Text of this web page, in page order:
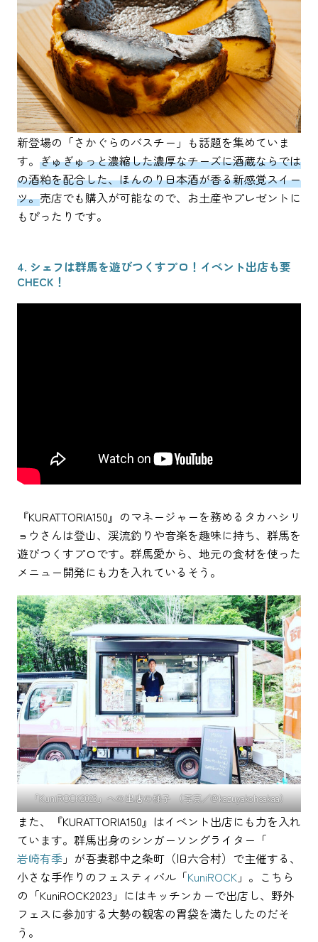
新登場の「さかぐらのバスチー」も話題を集めていま
す。 ぎゅぎゅっと濃縮した濃厚なチーズに酒蔵ならでは
の酒粕を配合した、ほんのり日本酒が香る新感覚スイー
ツ。売店でも購入が可能なので、お土産やプレゼントに
もぴったりです。
4. シェフは群馬を遊びつくすプロ！イベント出店も要
CHECK！
『KURATTORIA150』のマネージャーを務めるタカハシリ
ョウさんは登山、渓流釣りや音楽を趣味に持ち、群馬を
遊びつくすプロです。群馬愛から、地元の食材を使った
メニュー開発にも力を入れているそう。
「KuniROCK2023」への出店の様子 （写真／@kazuyakohsakaa）
また、『KURATTORIA150』はイベント出店にも力を入れ
ています。群馬出身のシンガーソングライター「
岩崎有季」が吾妻郡中之条町（旧六合村）で主催する、
小さな手作りのフェスティバル「KuniROCK」。こちら
の「KuniROCK2023」にはキッチンカーで出店し、野外
フェスに参加する大勢の観客の胃袋を満たしたのだそ
う。